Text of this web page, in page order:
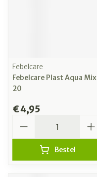
Febelcare
Febelcare Plast Aqua Mix
20
€ 4,95
Bestel